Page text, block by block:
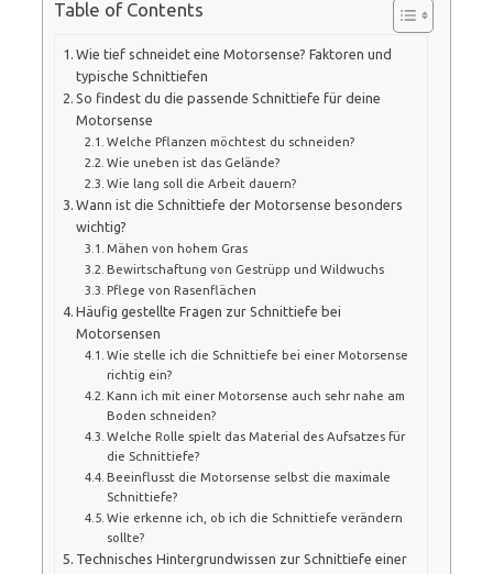
Table of Contents
Wie tief schneidet eine Motorsense? Faktoren und
typische Schnittiefen
So findest du die passende Schnittiefe für deine
Motorsense
Welche Pflanzen möchtest du schneiden?
Wie uneben ist das Gelände?
Wie lang soll die Arbeit dauern?
Wann ist die Schnittiefe der Motorsense besonders
wichtig?
Mähen von hohem Gras
Bewirtschaftung von Gestrüpp und Wildwuchs
Pflege von Rasenflächen
Häufig gestellte Fragen zur Schnittiefe bei
Motorsensen
Wie stelle ich die Schnittiefe bei einer Motorsense
richtig ein?
Kann ich mit einer Motorsense auch sehr nahe am
Boden schneiden?
Welche Rolle spielt das Material des Aufsatzes für
die Schnittiefe?
Beeinflusst die Motorsense selbst die maximale
Schnittiefe?
Wie erkenne ich, ob ich die Schnittiefe verändern
sollte?
Technisches Hintergrundwissen zur Schnittiefe einer